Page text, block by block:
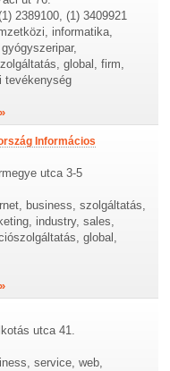
2389100, (1) 3409921
informatika,
global, firm,
tevékenység
Informácios
utca 3-5
business, szolgáltatás,
industry, sales,
global,
utca 41.
service, web,